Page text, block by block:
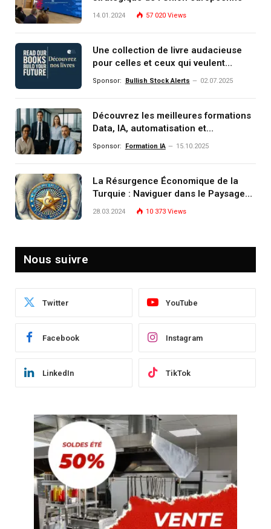
14.01.2024 57 020 Views
Une collection de livre audacieuse
pour celles et ceux qui veulent
comprendre, investir et dominer le
Sponsor: Bullish Stock Alerts 02.07.2025
Découvrez les meilleures formations
Data, IA, automatisation et
investissement (gestion de
Sponsor: Formation IA 15.10.2025
La Résurgence Économique de la
Turquie : Naviguer dans le Paysage
Post-Crise
28.03.2024 10 373 Views
Nous suivre
Twitter YouTube
Facebook Instagram
LinkedIn TikTok